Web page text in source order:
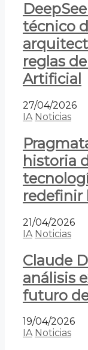
técnico
reglas
Artificial
27/04/2026
IA Noticias
historia
redefinir
21/04/2026
IA Noticias
Claude
análisis
futuro
19/04/2026
IA Noticias